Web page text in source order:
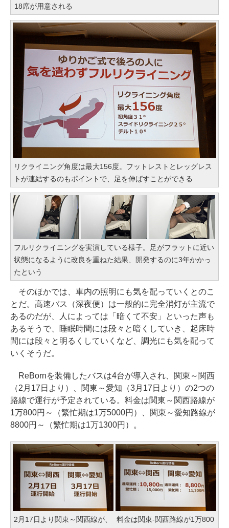
18席が用意される
リクライニング角度は最大156度。フットレストとレッグレス
トが連結するのもポイントで、足を伸ばすことができる
フルリクライニングを実演している様子。足がフラットに近い
状態になるように改良を重ねた結果、開発するのに3年かかっ
たという
そのほかでは、車内の照明にも気を配っていくとのこ
とだ。高速バス（深夜便）は一般的に完全消灯が主流で
あるのだが、人によっては「暗くて不安」といった声も
あるそうで、睡眠時間には段々と暗くしていき、起床時
間には段々と明るくしていくなど、調光にも気を配って
いくそうだ。
ReBornを装備したバスは4台が導入され、関東～関西
（2月17日より）、関東～愛知（3月17日より）の2つの
路線で運行が予定されている。料金は関東～関西路線が
1万800円～（繁忙期は1万5000円）、関東～愛知路線が
8800円～（繁忙期は1万1300円）。
2月17日より関東～関西線が、
料金は関東-関西路線が1万800